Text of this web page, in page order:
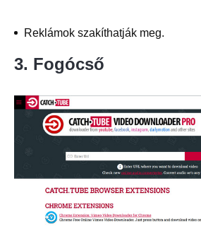
Reklámok szakíthatják meg.
3. Fogócső